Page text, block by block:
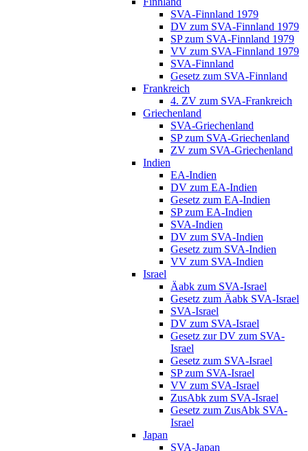
SVA-Finnland 1979
DV zum SVA-Finnland 1979
SP zum SVA-Finnland 1979
VV zum SVA-Finnland 1979
SVA-Finnland
Gesetz zum SVA-Finnland
Frankreich
4. ZV zum SVA-Frankreich
Griechenland
SVA-Griechenland
SP zum SVA-Griechenland
ZV zum SVA-Griechenland
Indien
EA-Indien
DV zum EA-Indien
Gesetz zum EA-Indien
SP zum EA-Indien
SVA-Indien
DV zum SVA-Indien
Gesetz zum SVA-Indien
VV zum SVA-Indien
Israel
Äabk zum SVA-Israel
Gesetz zum Äabk SVA-Israel
SVA-Israel
DV zum SVA-Israel
Gesetz zur DV zum SVA-
Israel
Gesetz zum SVA-Israel
SP zum SVA-Israel
VV zum SVA-Israel
ZusAbk zum SVA-Israel
Gesetz zum ZusAbk SVA-
Israel
Japan
SVA-Japan